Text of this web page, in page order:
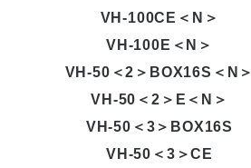
VH-100CE＜N＞
VH-100E＜N＞
VH-50＜2＞BOX16S＜N＞
VH-50＜2＞E＜N＞
VH-50＜3＞BOX16S
VH-50＜3＞CE